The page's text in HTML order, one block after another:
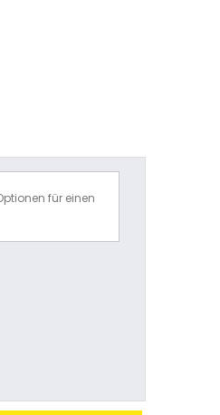
für einen